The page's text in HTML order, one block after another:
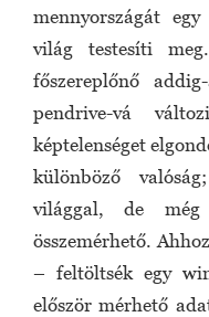
mennyországát
világ testesíti
főszereplőnő
pendrive-vá
képtelenséget
különböző
világgal, de
összemérhető.
– feltöltsék egy
először mérhető